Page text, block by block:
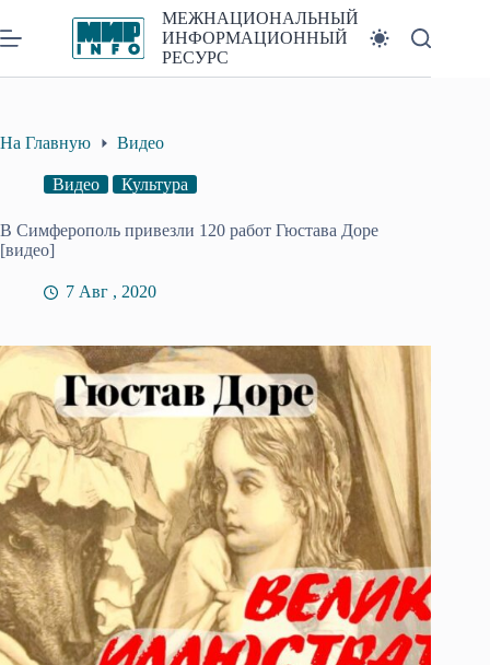
к
сути
МЕЖНАЦИОНАЛЬНЫЙ
ИНФОРМАЦИОННЫЙ
РЕСУРС
На Главную Видео
Видео Культура
В Симферополь привезли 120 работ Гюстава Доре
[видео]
7 Авг , 2020